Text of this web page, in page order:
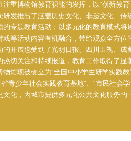
注重博物馆教育职能的发挥，以“创新教
研发推出了涵盖历史文化、非遗文化、
的专题教育活动；以多元化的教育模式
戏等活动内容有机融合，带给观众全方位
的开展也受到了光明日报、四川卫视、
热切关注和持续报道，教育工作取得了显
物馆现被确立为“全国中小学生研学实践
省青少年社会实践教育基地”、“市民社会
文化，为城市提供多元化公共文化服务的